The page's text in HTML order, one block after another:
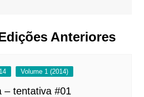
Anteriores
Volume 1 (2014)
– tentativa #01